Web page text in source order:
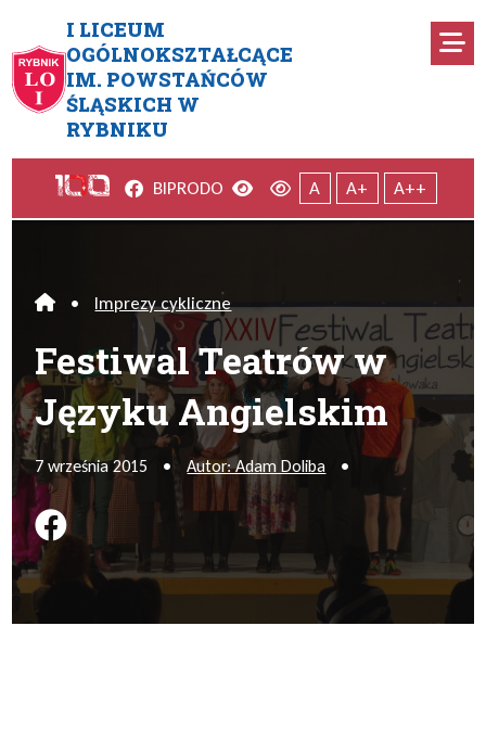
I LICEUM
OGÓLNOKSZTAŁCĄCE
IM. POWSTAŃCÓW
ŚLĄSKICH W
RYBNIKU
Festiwal Teatrów w Języku
Facebook
BIPRODO Wersja kontrastowa
Wersja domyślna
A A+ A++
Home
• Imprezy cykliczne
Festiwal Teatrów w
Języku Angielskim
7 września 2015 • Autor: Adam Doliba •
Podziel się na FB